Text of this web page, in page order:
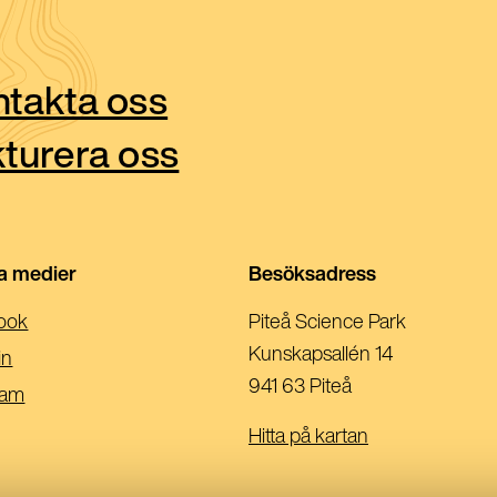
oss
oss
medier
(Öppnas
I
Besöksadress
Piteå Science Park
Kunskapsallén 14
941 63 Piteå
Hitta på kartan